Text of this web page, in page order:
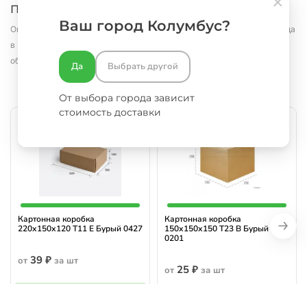
Похожие товары
Оплатить и забрать заказ можно с понедельника по субботу со склада
в Москве.
области
Картонная коробка
220х150х120 Т11 E Бурый 0427
от 39 ₽ за шт
Картонная коробка
150х150х150 Т23 В Бурый
0201
от 25 ₽ за шт
Ваш город Колумбус?
Да Выбрать другой
От выбора города зависит
стоимость доставки